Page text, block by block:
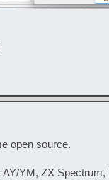
open source.
YM, ZX Spectrum,